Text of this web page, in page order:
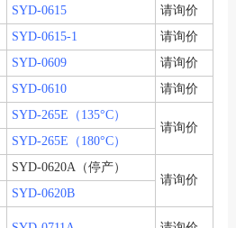
SYD-0615
请询价
SYD-0615-1
请询价
SYD-0609
请询价
SYD-0610
请询价
SYD-265E （135°C）
请询价
SYD-265E （180°C）
SYD-0620A（停产）
请询价
SYD-0620B